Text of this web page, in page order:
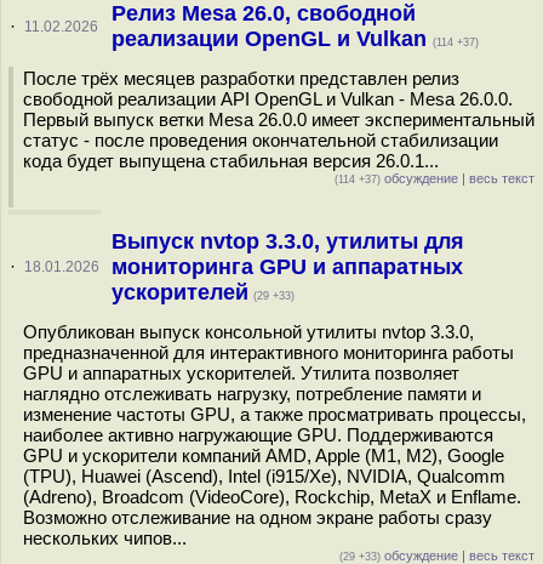
· 11.02.2026
Релиз Mesa 26.0, свободной
реализации OpenGL и Vulkan (114 +37)
После трёх месяцев разработки представлен релиз
свободной реализации API OpenGL и Vulkan - Mesa 26.0.0.
Первый выпуск ветки Mesa 26.0.0 имеет экспериментальный
статус - после проведения окончательной стабилизации
кода будет выпущена стабильная версия 26.0.1...
(114 +37) обсуждение | весь текст
· 18.01.2026
Выпуск nvtop 3.3.0, утилиты для
мониторинга GPU и аппаратных
ускорителей (29 +33)
Опубликован выпуск консольной утилиты nvtop 3.3.0,
предназначенной для интерактивного мониторинга работы
GPU и аппаратных ускорителей. Утилита позволяет
наглядно отслеживать нагрузку, потребление памяти и
изменение частоты GPU, а также просматривать процессы,
наиболее активно нагружающие GPU. Поддерживаются
GPU и ускорители компаний AMD, Apple (M1, M2), Google
(TPU), Huawei (Ascend), Intel (i915/Xe), NVIDIA, Qualcomm
(Adreno), Broadcom (VideoCore), Rockchip, MetaX и Enflame.
Возможно отслеживание на одном экране работы сразу
нескольких чипов...
(29 +33) обсуждение | весь текст